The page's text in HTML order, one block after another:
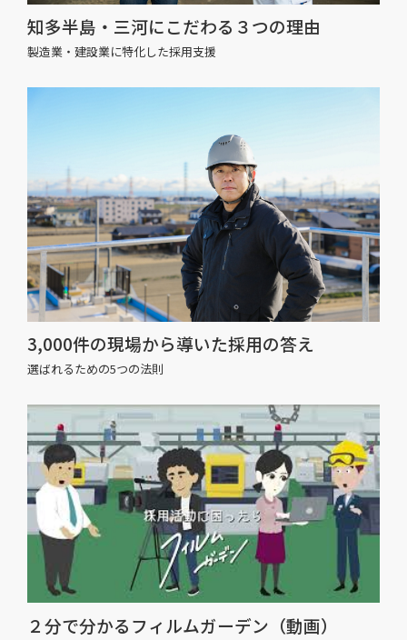
知多半島・三河にこだわる３つの理由
製造業・建設業に特化した採用支援
3,000件の現場から導いた採用の答え
選ばれるための5つの法則
２分で分かるフィルムガーデン（動画）